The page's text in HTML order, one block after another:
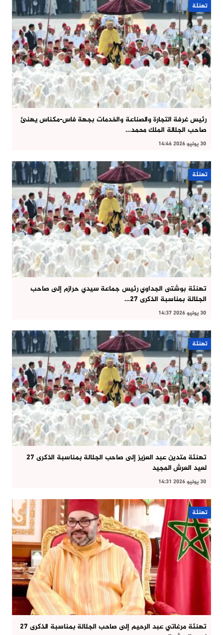
تهنئة
رئيس غرفة التجارة والصناعة والخدمات بجهة فاس-مكناس يهنئ
صاحب الجلالة الملك محمد…
30 يوليو 2026 14:46
تهنئة
تهنئة بوشتى الجداوي رئيس جماعة سيدي حرازم إلى صاحب
الجلالة بمناسبة الذكرى 27…
30 يوليو 2026 14:37
تهنئة
تهنئة متدين عبد العزيز إلى صاحب الجلالة بمناسبة الذكرى 27
لعيد العرش المجيد
30 يوليو 2026 14:31
تهنئة
تهنئة مرغاتي عبد الرحيم إلى صاحب الجلالة بمناسبة الذكرى 27